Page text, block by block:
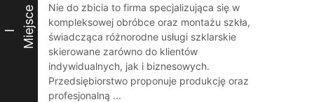
I Miejsce
Nie do zbicia to firma specjalizująca się w
kompleksowej obróbce oraz montażu szkła,
świadcząca różnorodne usługi szklarskie
skierowane zarówno do klientów
indywidualnych, jak i biznesowych.
Przedsiębiorstwo proponuje produkcję oraz
profesjonalną ...